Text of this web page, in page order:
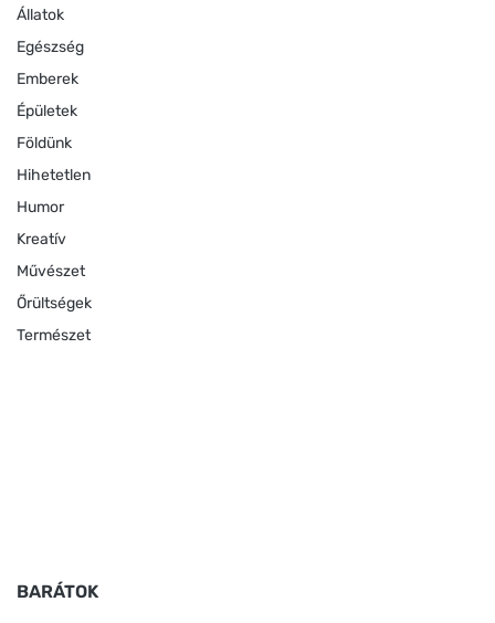
Állatok
Egészség
Emberek
Épületek
Földünk
Hihetetlen
Humor
Kreatív
Művészet
Őrültségek
Természet
BARÁTOK